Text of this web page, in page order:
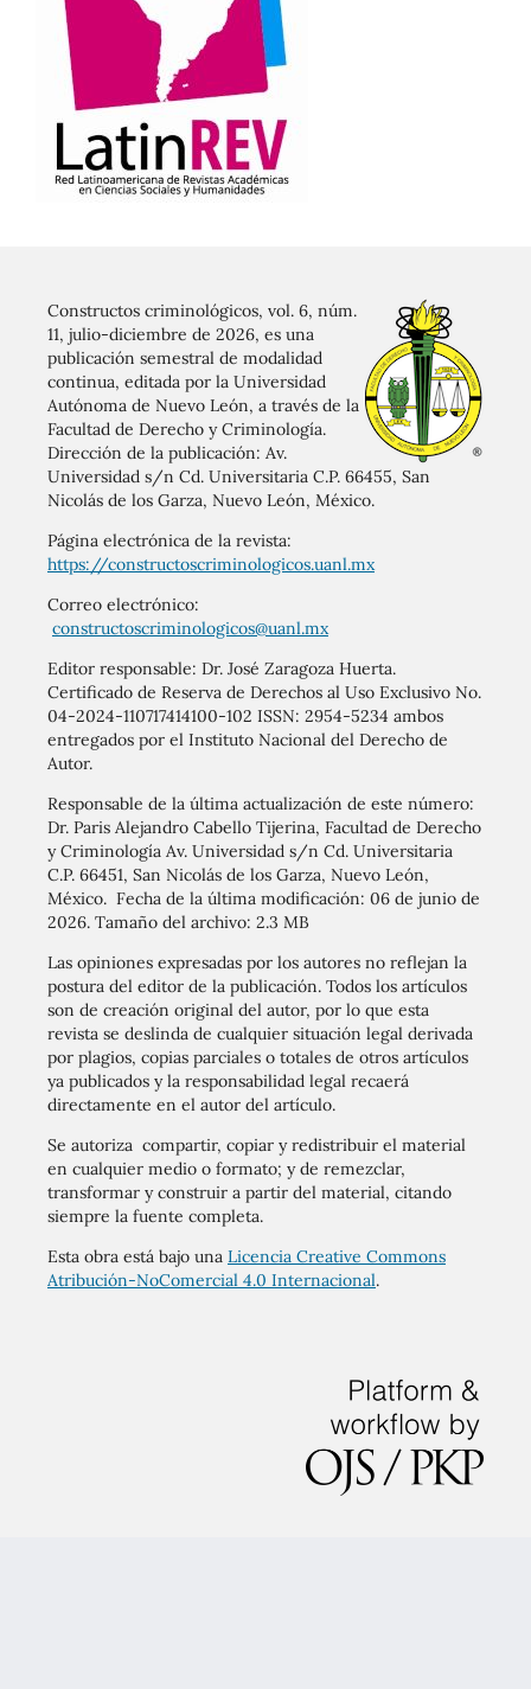
Constructos criminológicos, vol. 6, núm.
11, julio-diciembre de 2026, es una
publicación semestral de modalidad
continua, editada por la Universidad
Autónoma de Nuevo León, a través de la
Facultad de Derecho y Criminología.
Dirección de la publicación: Av.
Universidad s/n Cd. Universitaria C.P. 66455, San
Nicolás de los Garza, Nuevo León, México.
Página electrónica de la revista:
https://constructoscriminologicos.uanl.mx
Correo electrónico:
constructoscriminologicos@uanl.mx
Editor responsable: Dr. José Zaragoza Huerta.
Certificado de Reserva de Derechos al Uso Exclusivo No.
04-2024-110717414100-102 ISSN: 2954-5234 ambos
entregados por el Instituto Nacional del Derecho de
Autor.
Responsable de la última actualización de este número:
Dr. Paris Alejandro Cabello Tijerina, Facultad de Derecho
y Criminología Av. Universidad s/n Cd. Universitaria
C.P. 66451, San Nicolás de los Garza, Nuevo León,
México. Fecha de la última modificación: 06 de junio de
2026. Tamaño del archivo: 2.3 MB
Las opiniones expresadas por los autores no reflejan la
postura del editor de la publicación. Todos los artículos
son de creación original del autor, por lo que esta
revista se deslinda de cualquier situación legal derivada
por plagios, copias parciales o totales de otros artículos
ya publicados y la responsabilidad legal recaerá
directamente en el autor del artículo.
Se autoriza compartir, copiar y redistribuir el material
en cualquier medio o formato; y de remezclar,
transformar y construir a partir del material, citando
siempre la fuente completa.
Esta obra está bajo una Licencia Creative Commons
Atribución-NoComercial 4.0 Internacional.